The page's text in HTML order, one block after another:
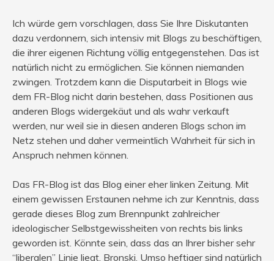
Ich würde gern vorschlagen, dass Sie Ihre Diskutanten
dazu verdonnern, sich intensiv mit Blogs zu beschäftigen,
die ihrer eigenen Richtung völlig entgegenstehen. Das ist
natürlich nicht zu ermöglichen. Sie können niemanden
zwingen. Trotzdem kann die Disputarbeit in Blogs wie
dem FR-Blog nicht darin bestehen, dass Positionen aus
anderen Blogs widergekäut und als wahr verkauft
werden, nur weil sie in diesen anderen Blogs schon im
Netz stehen und daher vermeintlich Wahrheit für sich in
Anspruch nehmen können.
Das FR-Blog ist das Blog einer eher linken Zeitung. Mit
einem gewissen Erstaunen nehme ich zur Kenntnis, dass
gerade dieses Blog zum Brennpunkt zahlreicher
ideologischer Selbstgewissheiten von rechts bis links
geworden ist. Könnte sein, dass das an Ihrer bisher sehr
“liberalen” Linie liegt, Bronski. Umso heftiger sind natürlich